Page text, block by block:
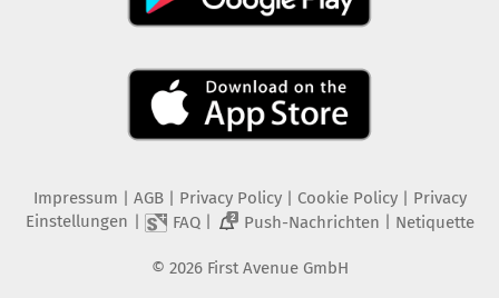
Impressum AGB Privacy Policy| Cookie Policy| Privacy
Einstellungen
FAQ| 2 Push-Nachrichten Netiquette
© 2026 First Avenue GmbH